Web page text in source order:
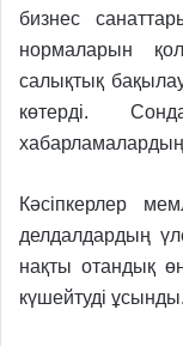
бизнес
нормаларын
салықтық
көтерді.
Кәсіпкерлер
делдалдардың
нақты отандық
күшейтуді ұсынды.